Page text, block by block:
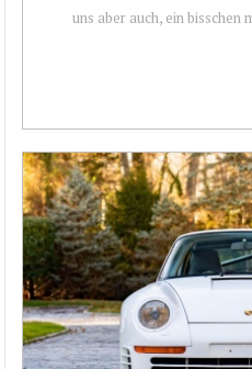
uns aber auch, ein bisschen